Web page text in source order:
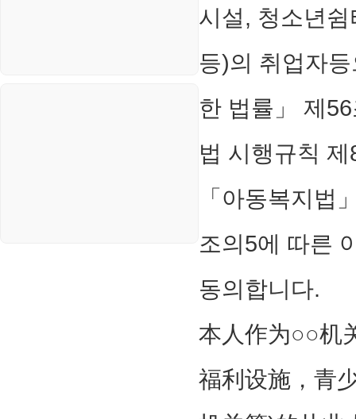
시설, 청소년
등)의 취업자
한 법률」 제
법 시행규칙
「아동복지법
조의5에 따른
동의합니다.
本人作为○○机
福利设施，青